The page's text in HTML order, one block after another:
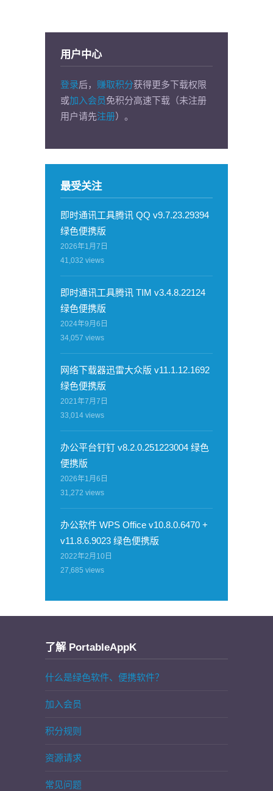
用户中心
登录后， 赚取积分获得更多下载权限
或加入会员免积分高速下载（未注册
用户请先注册）。
最受关注
即时通讯工具腾讯 QQ v9.7.23.29394
绿色便携版
2026年1月7日
41,032 views
即时通讯工具腾讯 TIM v3.4.8.22124
绿色便携版
2024年9月6日
34,057 views
网络下载器迅雷大众版 v11.1.12.1692
绿色便携版
2021年7月7日
33,014 views
办公平台钉钉 v8.2.0.251223004 绿色
便携版
2026年1月6日
31,272 views
办公软件 WPS Office v10.8.0.6470 +
v11.8.6.9023 绿色便携版
2022年2月10日
27,685 views
了解 PortableAppK
什么是绿色软件、便携软件？
加入会员
积分规则
资源请求
常见问题